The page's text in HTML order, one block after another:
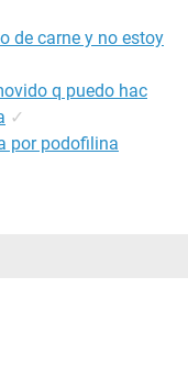
de carne y no estoy
q puedo hac
✓
por podofilina